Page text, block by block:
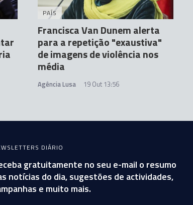
PAÍS
Francisca Van Dunem alerta
para a repetição "exaustiva"
de imagens de violência nos
média
Agência Lusa 19 Out 13:56
DIÁRIO
gratuitamente no seu e-mail o resumo
notícias do dia, sugestões de actividades,
e muito mais.